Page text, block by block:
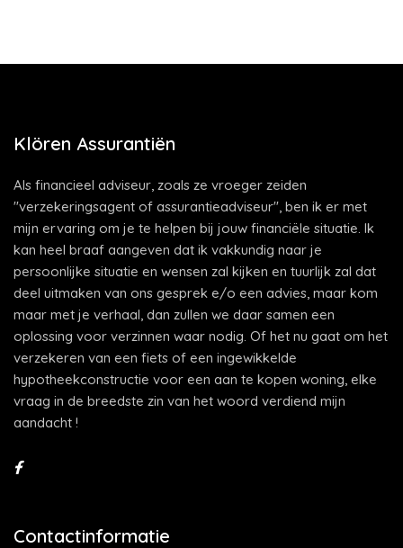
Klören Assurantiën
Als financieel adviseur, zoals ze vroeger zeiden
"verzekeringsagent of assurantieadviseur", ben ik er met
mijn ervaring om je te helpen bij jouw financiële situatie. Ik
kan heel braaf aangeven dat ik vakkundig naar je
persoonlijke situatie en wensen zal kijken en tuurlijk zal dat
deel uitmaken van ons gesprek e/o een advies, maar kom
maar met je verhaal, dan zullen we daar samen een
oplossing voor verzinnen waar nodig. Of het nu gaat om het
verzekeren van een fiets of een ingewikkelde
hypotheekconstructie voor een aan te kopen woning, elke
vraag in de breedste zin van het woord verdiend mijn
aandacht !
Contactinformatie